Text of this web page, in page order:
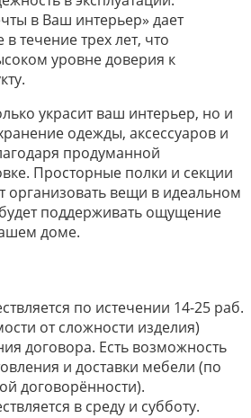
в Ваш интерьер» дает
течение трех лет, что
уровне доверия к
украсит ваш интерьер, но и
одежды, аксессуаров и
продуманной
Просторные полки и секции
организовать вещи в идеальном
поддерживать ощущение
доме.
по истечении 14-25 раб.
от сложности изделия)
договора. Есть возможность
и доставки мебели (по
договорённости).
в среду и субботу.